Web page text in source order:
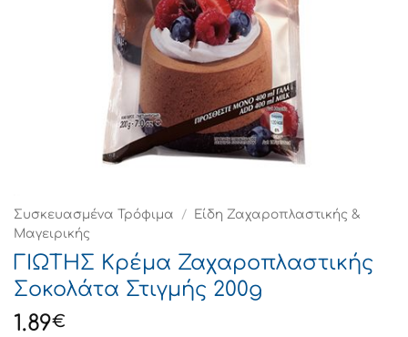
Συσκευασμένα Τρόφιμα /
Είδη Ζαχαροπλαστικής &
Μαγειρικής
ΓΙΩΤΗΣ Κρέμα Ζαχαροπλαστικής
Σοκολάτα Στιγμής 200g
1.89€